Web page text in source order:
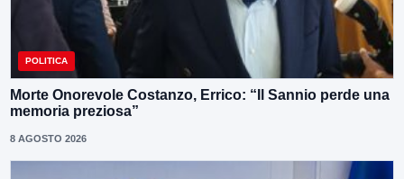
POLITICA
Morte Onorevole Costanzo, Errico: “Il Sannio perde una
memoria preziosa”
8 AGOSTO 2026